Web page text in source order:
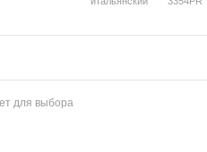
для выбора